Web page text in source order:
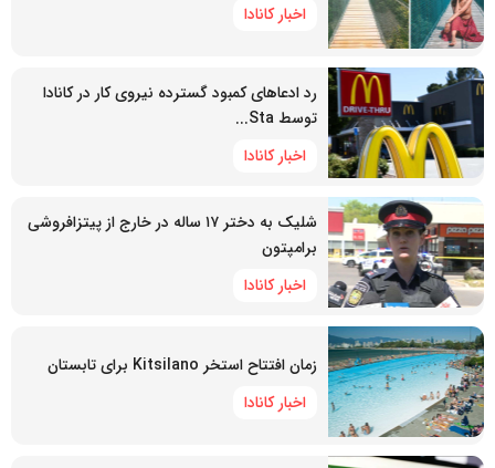
اخبار کانادا
رد ادعاهای کمبود گسترده نیروی کار در کانادا
توسط Sta...
اخبار کانادا
شلیک به دختر ۱۷ ساله در خارج از پیتزافروشی
برامپتون
اخبار کانادا
زمان افتتاح استخر Kitsilano برای تابستان
اخبار کانادا